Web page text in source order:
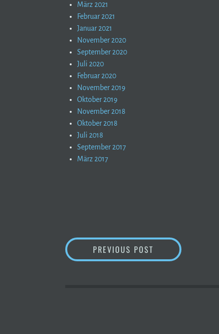
März 2021
Februar 2021
Januar 2021
November 2020
September 2020
Juli 2020
Februar 2020
November 2019
Oktober 2019
November 2018
Oktober 2018
Juli 2018
September 2017
März 2017
PREVIOUS POST FORMVOLLENDET !